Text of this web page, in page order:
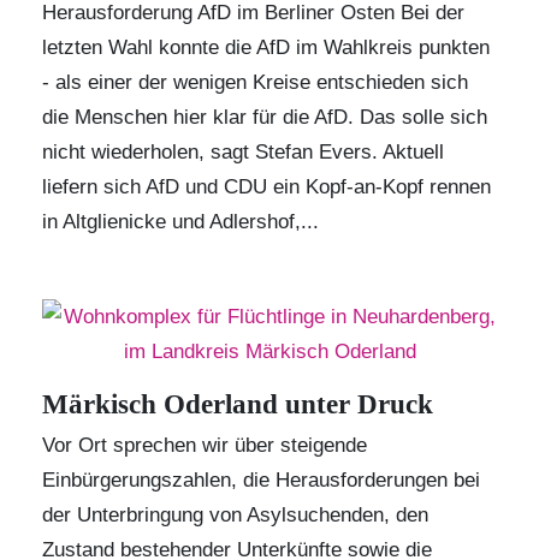
Herausforderung AfD im Berliner Osten Bei der
letzten Wahl konnte die AfD im Wahlkreis punkten
- als einer der wenigen Kreise entschieden sich
die Menschen hier klar für die AfD. Das solle sich
nicht wiederholen, sagt Stefan Evers. Aktuell
liefern sich AfD und CDU ein Kopf-an-Kopf rennen
in Altglienicke und Adlershof,...
Märkisch Oderland unter Druck
Vor Ort sprechen wir über steigende
Einbürgerungszahlen, die Herausforderungen bei
der Unterbringung von Asylsuchenden, den
Zustand bestehender Unterkünfte sowie die